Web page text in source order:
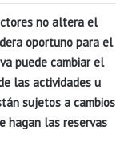
no altera el
oportuno para el
puede cambiar el
las actividades u
sujetos a cambios
hagan las reservas